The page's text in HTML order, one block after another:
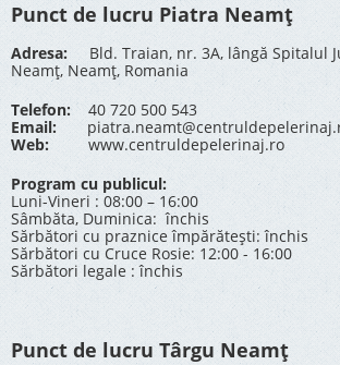
Punct de lucru Piatra Neamț
Adresa: Bld. Traian, nr. 3A, lângă Spitalul
Neamț, Neamț, Romania
Telefon:40 720 500 543
Email:
Web:
www.centruldepelerinaj.ro
Program cu publicul:
Luni-Vineri : 08:00 – 16:00
Sâmbăta, Duminica: închis
Sărbători cu praznice împărătești: închis
Sărbători cu Cruce Rosie: 12:00 - 16:00
Sărbători legale : închis
Punct de lucru Târgu Neamț